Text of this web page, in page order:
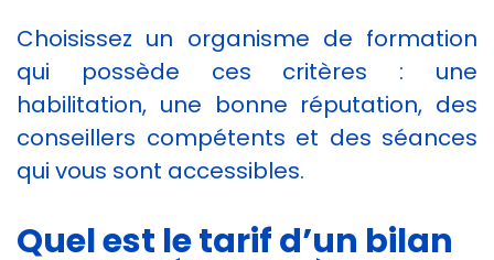
Choisissez un organisme de formation
qui possède ces critères : une
habilitation, une bonne réputation, des
conseillers compétents et des séances
qui vous sont accessibles.
Quel est le tarif d’un bilan
visitez notre
augmentez les
chances de
contenu et
des offres